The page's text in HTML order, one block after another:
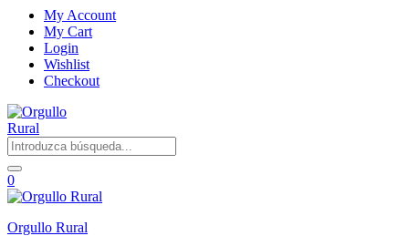
My Account
My Cart
Login
Wishlist
Checkout
0
Orgullo Rural